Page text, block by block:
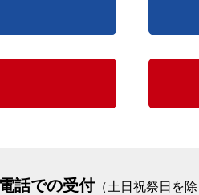
話での受付（土日祝祭日を除